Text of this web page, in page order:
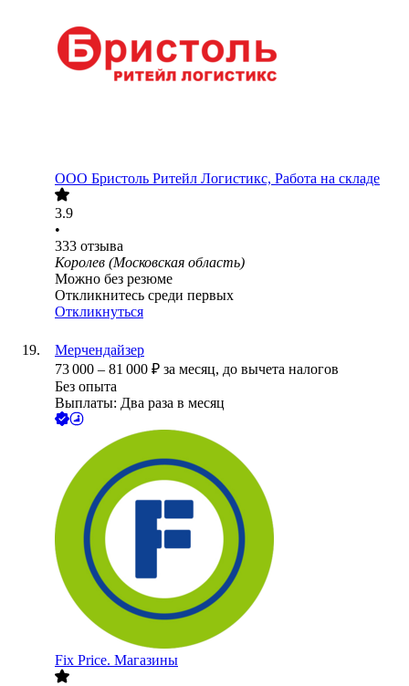
ООО Бристоль Ритейл Логистикс, Работа на складе
3.9
•
333 отзыва
Королев (Московская область)
Можно без резюме
Откликнитесь среди первых
Откликнуться
Мерчендайзер
73 000 – 81 000 ₽ за месяц, до вычета налогов
Без опыта
Выплаты: Два раза в месяц
Fix Price. Магазины